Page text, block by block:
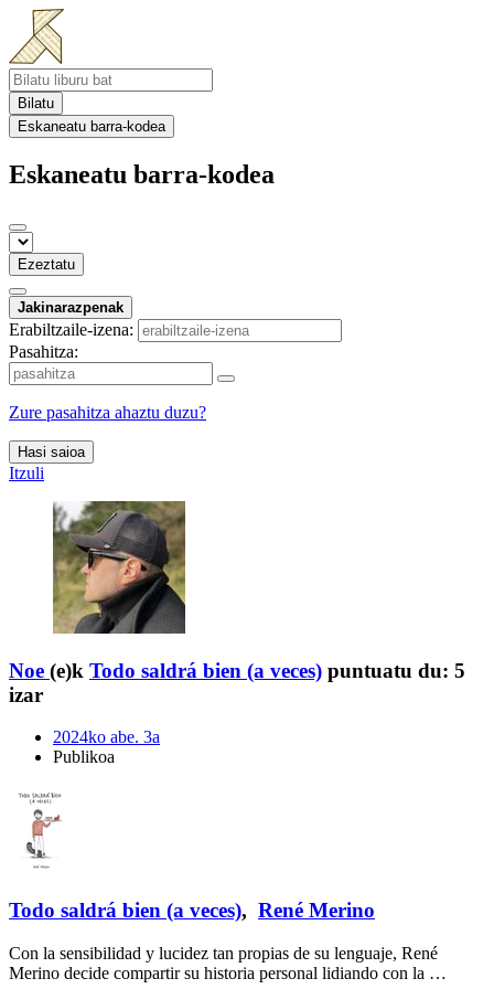
Bilatu
Eskaneatu barra-kodea
Eskaneatu barra-kodea
Ezeztatu
Jakinarazpenak
Erabiltzaile-izena:
Pasahitza:
Zure pasahitza ahaztu duzu?
Hasi saioa
Itzuli
Noe (e)k Todo saldrá bien (a veces) puntuatu du: 5
izar
2024ko abe. 3a
Publikoa
Todo saldrá bien (a veces), René Merino
Con la sensibilidad y lucidez tan propias de su lenguaje, René
Merino decide compartir su historia personal lidiando con la …